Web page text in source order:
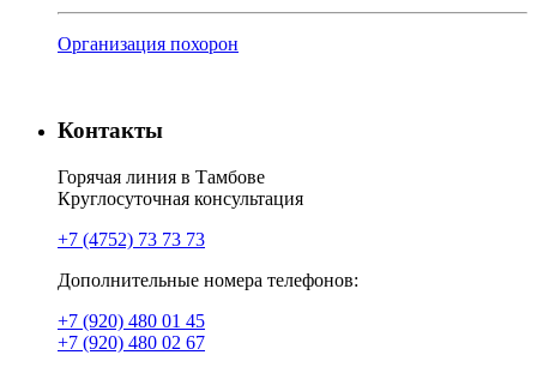
Организация похорон
Контакты
Горячая линия в Тамбове
Круглосуточная консультация
+7 (4752) 73 73 73
Дополнительные номера телефонов:
+7 (920) 480 01 45
+7 (920) 480 02 67